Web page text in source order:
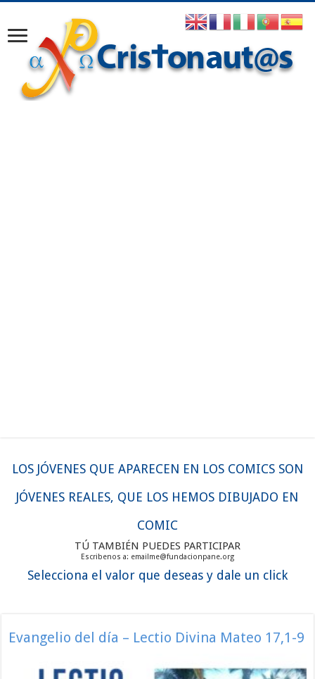
LOS JÓVENES QUE APARECEN EN LOS COMICS SON
JÓVENES REALES, QUE LOS HEMOS DIBUJADO EN
COMIC
TÚ TAMBIÉN PUEDES PARTICIPAR
Escribenos a: emailme@fundacionpane.org
Selecciona el valor que deseas y dale un click
Evangelio del día – Lectio Divina Mateo 17,1-9